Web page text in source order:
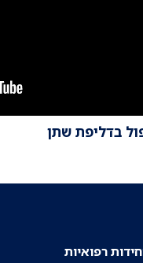
בדליפת שתן
רפואיות